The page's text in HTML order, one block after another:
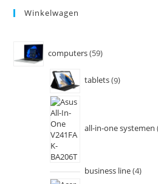
Winkelwagen
computers 59
tablets 9
all-in-one systemen
business line 4